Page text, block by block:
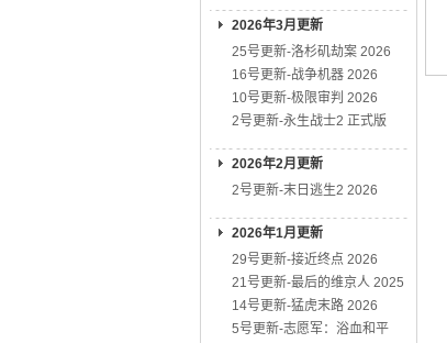
2026年3月更新
25号更新-洛杉矶劫案 2026
16号更新-战争机器 2026
10号更新-极限审判 2026
2号更新-永生战士2 正式版
2026年2月更新
2号更新-末日逃生2 2026
2026年1月更新
29号更新-接近终点 2026
21号更新-最后的维京人 2025
14号更新-猛虎末路 2026
5号更新-志愿军：浴血和平